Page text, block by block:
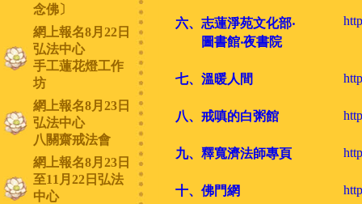
念佛〕
網上報名8月22日
弘法中心
手工蓮花燈工作
坊
網上報名8月23日
弘法中心
八關齋戒法會
網上報名8月23日
至11月22日弘法
中心
六、志蓮淨苑文化部‧
圖書館‧夜書院
七、溫暖人間
八、戒嗔的白粥館
九、釋寬濟法師專頁
十、佛門網